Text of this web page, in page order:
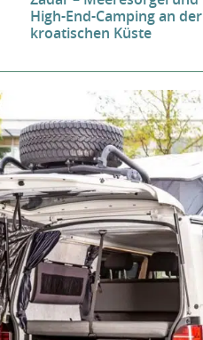
High-End-Camping an der
kroatischen Küste